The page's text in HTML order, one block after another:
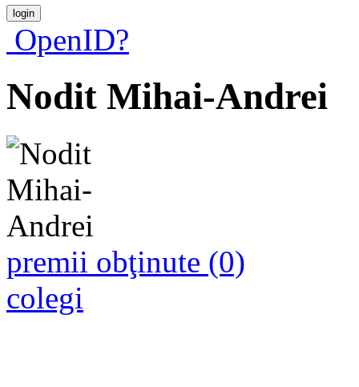
OpenID?
Nodit Mihai-Andrei
premii obţinute (0)
colegi